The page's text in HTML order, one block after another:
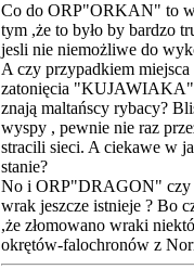
Co do ORP"ORKAN" to
tym ,że to było by bardzo
jesli nie niemożliwe do
A czy przypadkiem miejsca
zatonięcia
znają maltańscy rybacy?
wyspy , pewnie nie raz
stracili sieci. A ciekawe w
stanie?
No i ORP"DRAGON" czy
wrak jeszcze istnieje ? Bo
,że złomowano wraki
okrętów-falochronów z